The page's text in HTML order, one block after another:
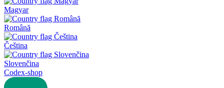
Magyar
Română
Čeština
Slovenčina
Codex-shop